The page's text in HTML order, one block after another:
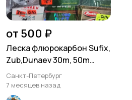
от 500 ₽
Леска флюрокарбон Sufix,
Zub,Dunaev 30m, 50m
100m
Санкт-Петербург
7 месяцев назад